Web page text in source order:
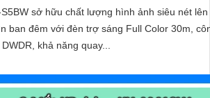
sở hữu chất lượng hình ảnh siêu nét
ban đêm với đèn trợ sáng Full Color 30m,
khả năng quay...